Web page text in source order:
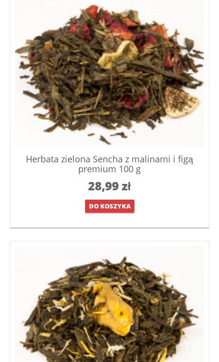
Herbata zielona Sencha z malinami i figą
premium 100 g
28,99zł
DO KOSZYKA